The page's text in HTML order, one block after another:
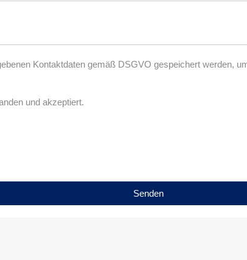
Kontaktdaten gemäß DSGVO gespeichert werden,
und akzeptiert.
Senden